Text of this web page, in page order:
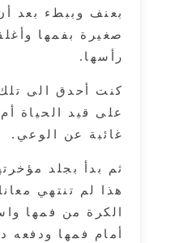
بعنف وببطء بعد أن
صغيرة بفمها وأغلقها
رأسها.
كنت أحدق الى تلك
على قيد الحياة أم لا
غائبة عن الوعي.
ثم بدأ بجلد مؤخرتها
هذا لم تنتهي معاناتها،
الكرة من فمها واستدار
أمام فمها ودفعه داخل